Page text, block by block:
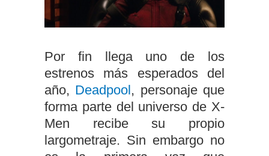
Por fin llega uno de los
estrenos más esperados del
año, Deadpool, personaje que
forma parte del universo de X-
Men recibe su propio
largometraje. Sin embargo no